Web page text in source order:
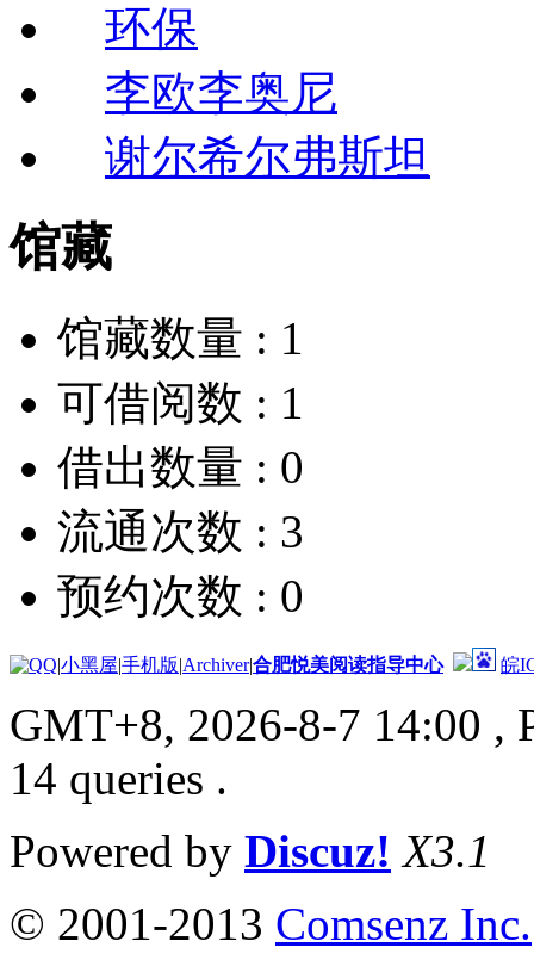
环保
李欧李奥尼
谢尔希尔弗斯坦
馆藏
馆藏数量 : 1
可借阅数 : 1
借出数量 : 0
流通次数 : 3
预约次数 : 0
|小黑屋|手机版|Archiver|合肥悦美阅读指导中心 皖
GMT+8, 2026-8-7 14:00 ,
14 queries .
Powered by Discuz! X3.1
© 2001-2013 Comsenz Inc.